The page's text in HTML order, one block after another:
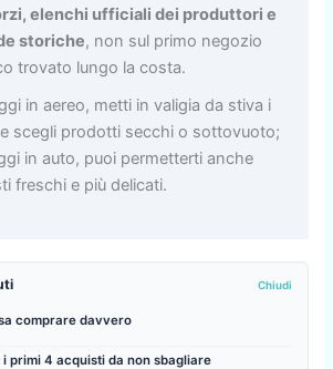
elenchi ufficiali dei produttori e
storiche, non sul primo negozio
trovato lungo la costa.
in aereo, metti in valigia da stiva i
scegli prodotti secchi o sottovuoto;
in auto, puoi permetterti anche
freschi e più delicati.
comprare davvero
i primi 4 acquisti da non sbagliare